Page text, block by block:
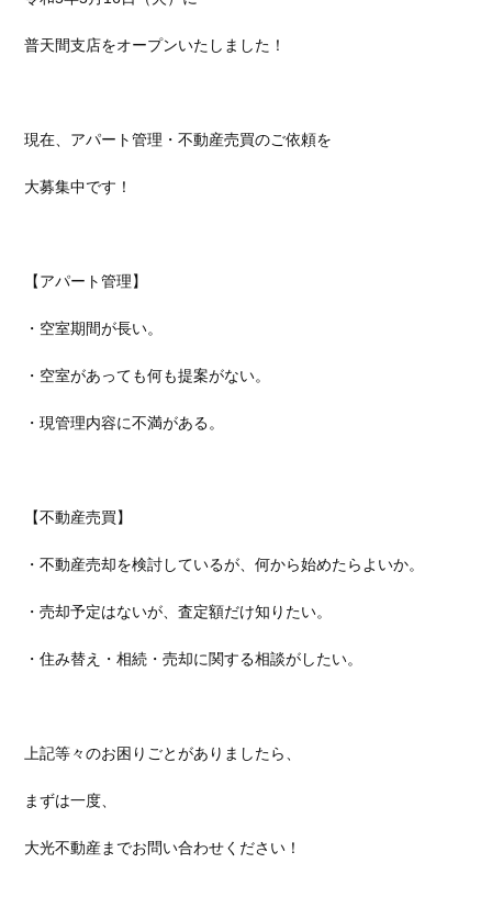
普天間支店をオープンいたしました！
現在、アパート管理・不動産売買のご依頼を
大募集中です！
【アパート管理】
・空室期間が長い。
・空室があっても何も提案がない。
・現管理内容に不満がある。
【不動産売買】
・不動産売却を検討しているが、何から始めたらよいか。
・売却予定はないが、査定額だけ知りたい。
・住み替え・相続・売却に関する相談がしたい。
上記等々のお困りごとがありましたら、
まずは一度、
大光不動産までお問い合わせください！